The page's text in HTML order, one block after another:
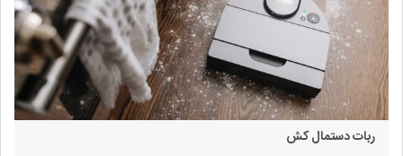
ربات دستمال کش